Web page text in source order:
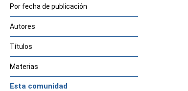
Por fecha de publicación
Autores
Títulos
Materias
Esta comunidad